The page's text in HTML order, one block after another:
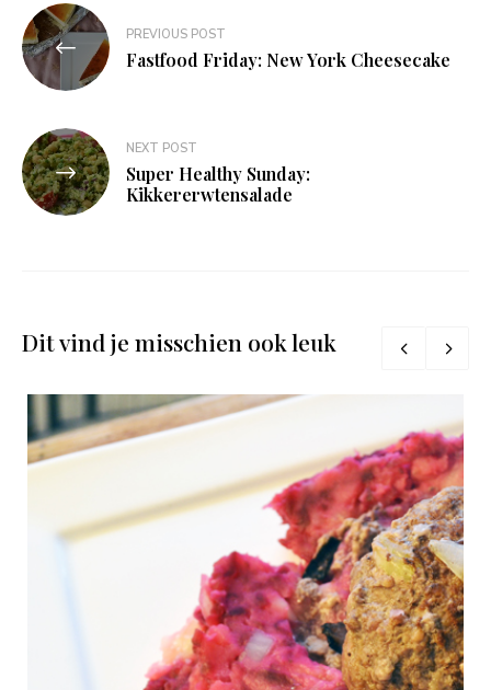
Bericht
navigatie
PREVIOUS POST
Fastfood Friday: New York Cheesecake
NEXT POST
Super Healthy Sunday:
Kikkererwtensalade
Dit vind je misschien ook leuk